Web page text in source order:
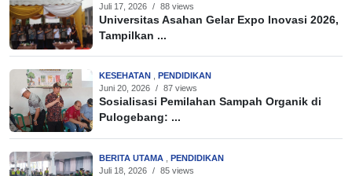
Juli 17, 2026 / 88 views
Universitas Asahan Gelar Expo Inovasi 2026,
Tampilkan ...
KESEHATAN
PENDIDIKAN
Juni 20, 2026 / 87 views
Sosialisasi Pemilahan Sampah Organik di
Pulogebang: ...
BERITA UTAMA
PENDIDIKAN
Juli 18, 2026 / 85 views